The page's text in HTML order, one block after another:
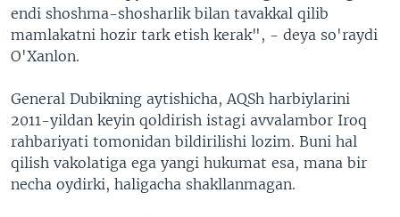
endi shoshma-shosharlik bilan tavakkal qilib
mamlakatni hozir tark etish kerak", - deya so'raydi
O'Xanlon.
General Dubikning aytishicha, AQSh harbiylarini
2011-yildan keyin qoldirish istagi avvalambor Iroq
rahbariyati tomonidan bildirilishi lozim. Buni hal
qilish vakolatiga ega yangi hukumat esa, mana bir
necha oydirki, haligacha shakllanmagan.